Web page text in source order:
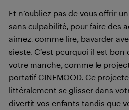
Et n’oubliez pas de vous offrir
sans culpabilité, pour faire des
aimez, comme lire, bavarder
sieste. C’est pourquoi il est bon
votre manche, comme le
portatif CINEMOOD. Ce
littéralement se glisser dans
divertit vos enfants tandis que